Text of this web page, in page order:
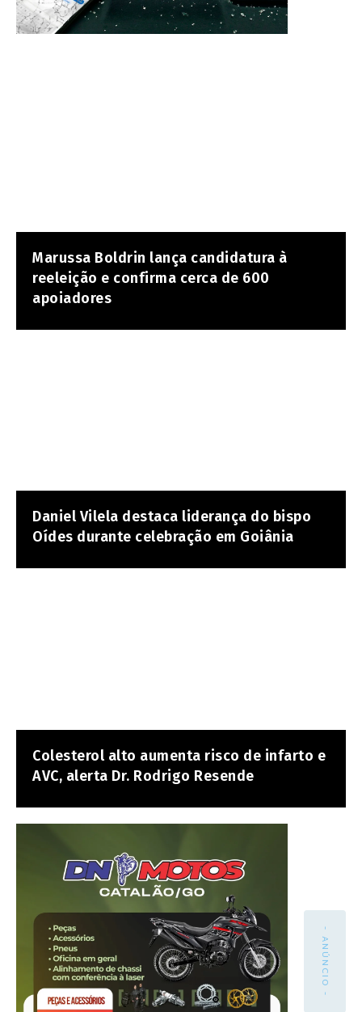
Marussa Boldrin lança candidatura à
reeleição e confirma cerca de 600
apoiadores
Daniel Vilela destaca liderança do bispo
Oídes durante celebração em Goiânia
Colesterol alto aumenta risco de infarto e
AVC, alerta Dr. Rodrigo Resende
- ANÚNCIO -